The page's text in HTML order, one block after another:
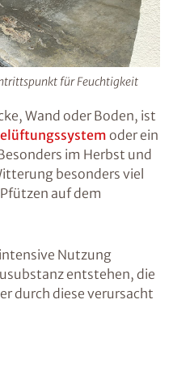
für Feuchtigkeit
Wand oder Boden, ist
oder ein
im Herbst und
besonders viel
auf dem
Nutzung
entstehen, die
durch diese verursacht